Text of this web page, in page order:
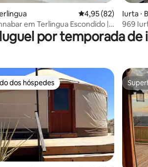
média de 5, 89 avaliações4,95 de uma
4,95 (82)
em Terlingua Escondido |
fantasma
Iurta ⋅
969
por temporada de
dos hóspedes
dos hóspedes